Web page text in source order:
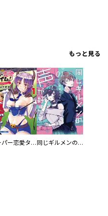
もっと見る
スーパー恋愛タイム！～現場でドＳな彼女は自宅でデレる～ 同じギルメンの声が好き